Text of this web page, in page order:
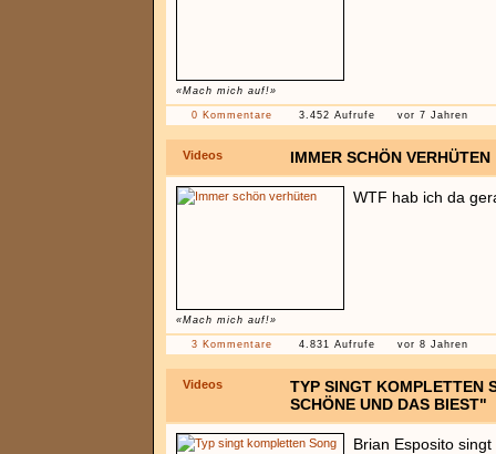
«Mach mich auf!»
0 Kommentare 3.452 Aufrufe vor 7 Jahren
Videos IMMER SCHÖN VERHÜTEN
«Mach mich auf!»
WTF hab ich da
3 Kommentare 4.831 Aufrufe vor 8 Jahren
Videos
TYP SINGT KOMPLETTEN
SCHÖNE UND DAS BIEST"
Brian Esposito